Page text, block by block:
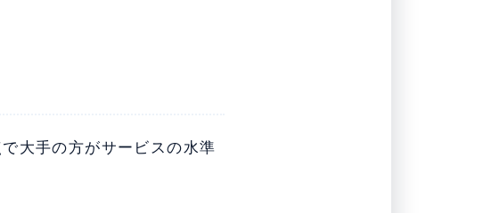
大手の方がサービスの水準